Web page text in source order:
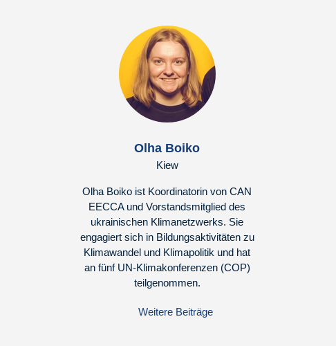
Olha Boiko
Kiew
Olha Boiko ist Koordinatorin von CAN
EECCA und Vorstandsmitglied des
ukrainischen Klimanetzwerks. Sie
engagiert sich in Bildungsaktivitäten zu
Klimawandel und Klimapolitik und hat
an fünf UN-Klimakonferenzen (COP)
teilgenommen.
Weitere Beiträge